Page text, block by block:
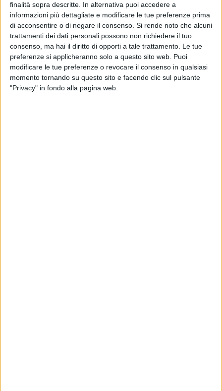
finalità sopra descritte. In alternativa puoi accedere a
informazioni più dettagliate e modificare le tue preferenze prima
di acconsentire o di negare il consenso. Si rende noto che alcuni
trattamenti dei dati personali possono non richiedere il tuo
consenso, ma hai il diritto di opporti a tale trattamento. Le tue
preferenze si applicheranno solo a questo sito web. Puoi
modificare le tue preferenze o revocare il consenso in qualsiasi
momento tornando su questo sito e facendo clic sul pulsante
"Privacy" in fondo alla pagina web.
Hamburger Symphony Orchestra.
Ogni anno assistono ai concerti circa 400 mila visitatori. La
prestigiosa struttura, dotata di un'eccezionale acustica e di
un'atmosfera ottocentesca, si divide in due ambienti, la
Grand Hall, con 2.025 posti a sedere e la Recital Hall, con
639 posti a sedere. Il foyer è dedicato a Brahms ed è spesso
luogo di incontro di artisti provenienti da ogni parte del